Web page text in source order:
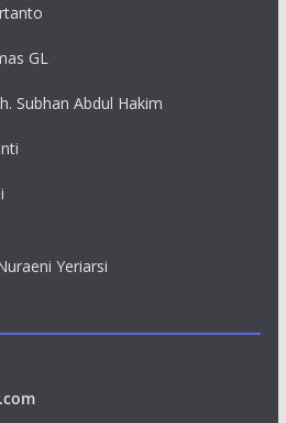
GL
Subhan Abdul Hakim
Yeriarsi